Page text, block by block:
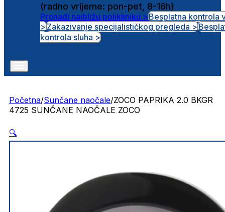
(radno vrijeme: pon-pet, 8-16h)
Pronađi najbližu polikliniku >Besplatna kontrola
>Zakazivanje specijalističkog pregleda >
kontrola sluha >
Početna/Sunčane naočale/ZOCO PAPRIKA 2.0 BKGR
4725 SUNČANE NAOČALE ZOCO
🔍